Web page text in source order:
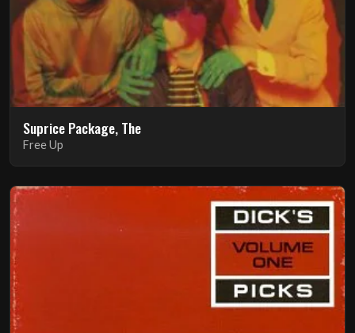
Suprice Package, The
Free Up